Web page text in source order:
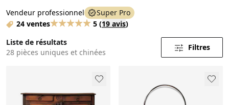
Vendeur professionnel
Super Pro
24 ventes
5 (19 avis)
Liste de résultats
28 pièces uniques et chinées
Filtres